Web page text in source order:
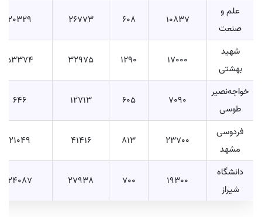
علم و
صنعت
10837
608
26773
20329
شهید
بهشتی
17000
1290
32975
53374
خواجه‌نصیر
طوسی
7090
605
12713
646
فردوسی
مشهد
23700
813
41416
21049
دانشگاه
شیراز
19300
700
27938
24087